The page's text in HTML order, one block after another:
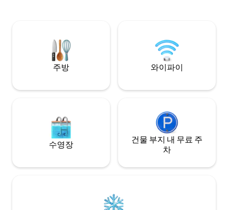
내 온수 욕조 사용 가능
주방 와이파이
수영장
건물 부지 내 무료 주
차